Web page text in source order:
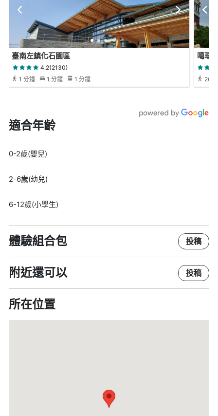
臺南左鎮化石園區
4.2(2130)
1 分鐘
1 分鐘 1 分鐘
噶瑪
26
適合年齡
0-2歲(嬰兒)
2-6歲(幼兒)
6-12歲(小學生)
體驗組合包 投稿
附近還可以 投稿
所在位置